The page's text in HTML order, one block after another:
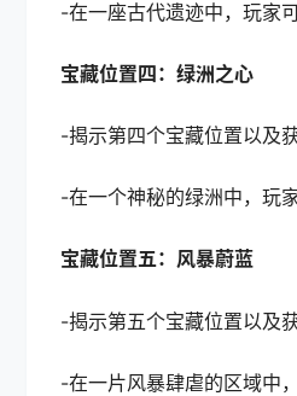
-在一座古代遗迹中，玩家
宝藏位置四：绿洲之心
-揭示第四个宝藏位置以及获
-在一个神秘的绿洲中，玩
宝藏位置五：风暴蔚蓝
-揭示第五个宝藏位置以及获
-在一片风暴肆虐的区域中